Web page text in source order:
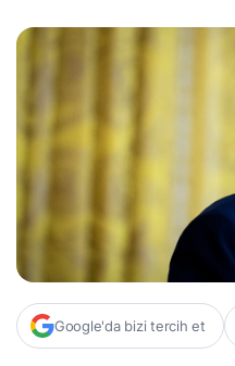
Google'da bizi tercih et